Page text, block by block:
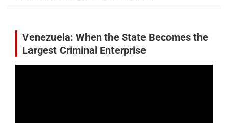
Venezuela: When the State Becomes the
Largest Criminal Enterprise